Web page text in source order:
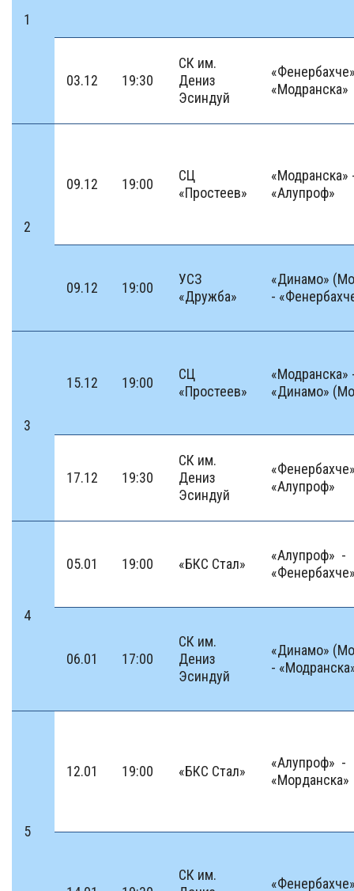
1
03.12 19:30
СК им.
Дениз
Эсиндуй
«Модранска»
2
09.12 19:00
СЦ
«Простеев»
«Модранска»
«Алупроф»
09.12 19:00
УСЗ
«Дружба»
«Динамо»
-
3
15.12 19:00
СЦ
«Простеев»
«Модранска»
«Динамо»
17.12 19:30
СК им.
Дениз
Эсиндуй
«Алупроф»
4
05.01 19:00 «БКС Стал»
«Алупроф» -
06.01 17:00
СК им.
Дениз
Эсиндуй
«Динамо»
-
5
12.01 19:00 «БКС Стал»
«Алупроф» -
«Морданска»
СК им.